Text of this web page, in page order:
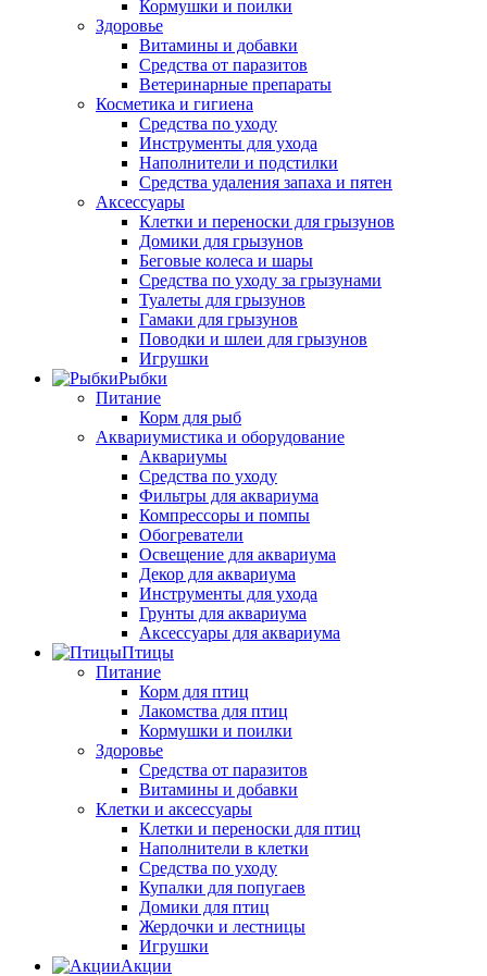
Кормушки и поилки
Здоровье
Витамины и добавки
Средства от паразитов
Ветеринарные препараты
Косметика и гигиена
Средства по уходу
Инструменты для ухода
Наполнители и подстилки
Средства удаления запаха и пятен
Аксессуары
Клетки и переноски для грызунов
Домики для грызунов
Беговые колеса и шары
Средства по уходу за грызунами
Туалеты для грызунов
Гамаки для грызунов
Поводки и шлеи для грызунов
Игрушки
Рыбки
Питание
Корм для рыб
Аквариумистика и оборудование
Аквариумы
Средства по уходу
Фильтры для аквариума
Компрессоры и помпы
Обогреватели
Освещение для аквариума
Декор для аквариума
Инструменты для ухода
Грунты для аквариума
Аксессуары для аквариума
Птицы
Питание
Корм для птиц
Лакомства для птиц
Кормушки и поилки
Здоровье
Средства от паразитов
Витамины и добавки
Клетки и аксессуары
Клетки и переноски для птиц
Наполнители в клетки
Средства по уходу
Купалки для попугаев
Домики для птиц
Жердочки и лестницы
Игрушки
Акции